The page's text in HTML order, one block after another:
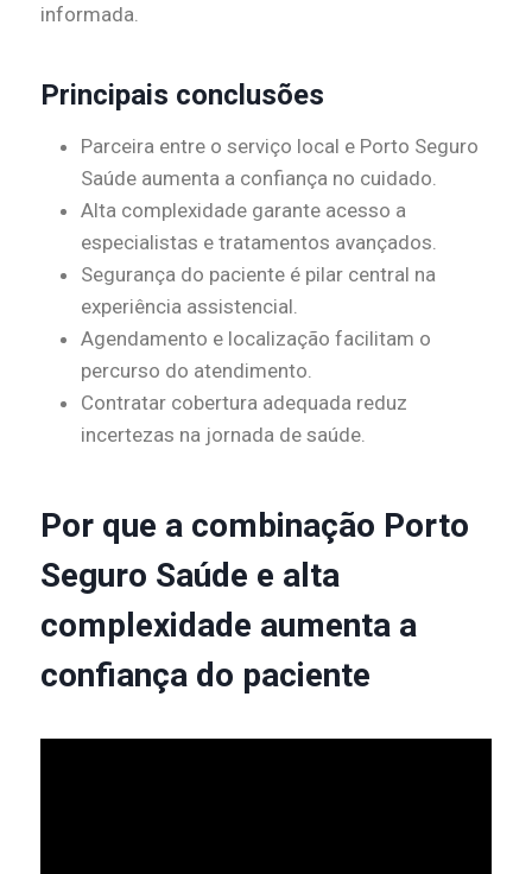
informada.
Principais conclusões
Parceira entre o serviço local e Porto Seguro
Saúde aumenta a confiança no cuidado.
Alta complexidade garante acesso a
especialistas e tratamentos avançados.
Segurança do paciente é pilar central na
experiência assistencial.
Agendamento e localização facilitam o
percurso do atendimento.
Contratar cobertura adequada reduz
incertezas na jornada de saúde.
Por que a combinação Porto
Seguro Saúde e alta
complexidade aumenta a
confiança do paciente